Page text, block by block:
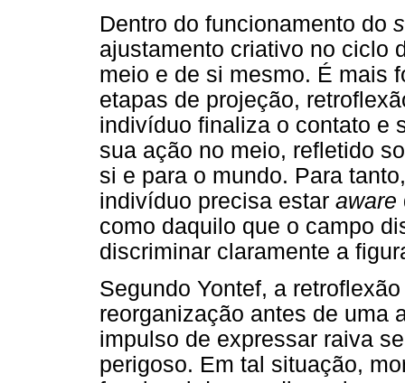
Dentro do funcionamento do
ajustamento criativo no ciclo
meio e de si mesmo. É mais
etapas de projeção,
indivíduo finaliza o contato e
sua ação no meio, refletido
si e para o mundo. Para
indivíduo precisa estar aware
como daquilo que o campo
discriminar claramente a
Segundo Yontef, a
reorganização antes de uma
impulso de expressar raiva
perigoso. Em tal situação,